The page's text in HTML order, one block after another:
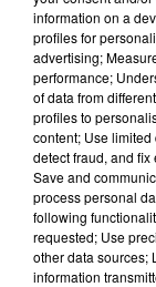
du Lundi au
information on a
profiles for
advertising;
performance;
of data from
profiles to
content; Use limited
detect fraud, and
Save and
process personal
following
requested; Use
other data sources;
information